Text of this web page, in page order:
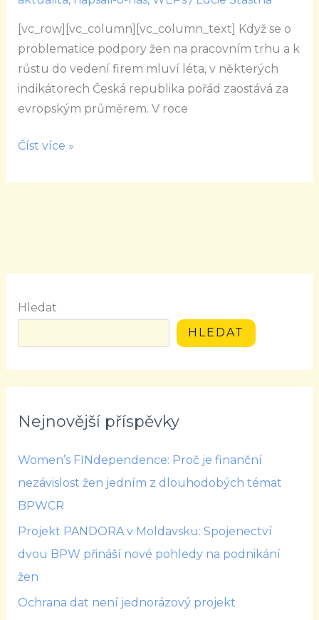
[vc_row][vc_column][vc_column_text] Když se o
problematice podpory žen na pracovním trhu a k
růstu do vedení firem mluví léta, v některých
indikátorech Česká republika pořád zaostává za
evropským průměrem. V roce
práce
možná.
Chce
konkrétní
říká
Číst více »
Hledat
HLEDAT
Nejnovější příspěvky
Women’s FINdependence: Proč je finanční
nezávislost žen jedním z dlouhodobých témat
BPWCR
Projekt PANDORA v Moldavsku: Spojenectví
dvou BPW přináší nové pohledy na podnikání
žen
Ochrana dat není jednorázový projekt